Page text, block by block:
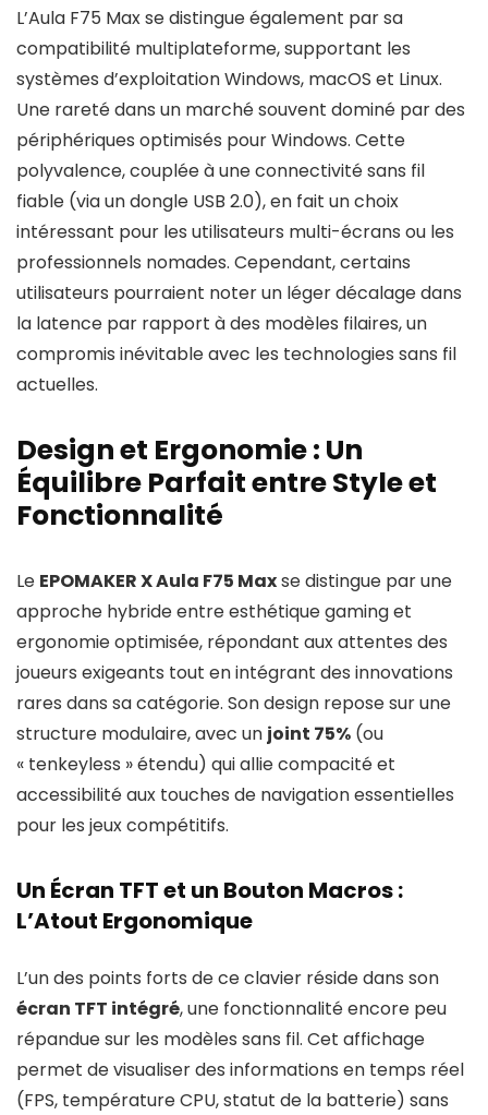
L’Aula F75 Max se distingue également par sa
compatibilité multiplateforme, supportant les
systèmes d’exploitation Windows, macOS et Linux.
Une rareté dans un marché souvent dominé par des
périphériques optimisés pour Windows. Cette
polyvalence, couplée à une connectivité sans fil
fiable (via un dongle USB 2.0), en fait un choix
intéressant pour les utilisateurs multi-écrans ou les
professionnels nomades. Cependant, certains
utilisateurs pourraient noter un léger décalage dans
la latence par rapport à des modèles filaires, un
compromis inévitable avec les technologies sans fil
actuelles.
Design et Ergonomie : Un
Équilibre Parfait entre Style et
Fonctionnalité
Le EPOMAKER X Aula F75 Maxse distingue par une
approche hybride entre esthétique gaming et
ergonomie optimisée, répondant aux attentes des
joueurs exigeants tout en intégrant des innovations
rares dans sa catégorie. Son design repose sur une
structure modulaire, avec un joint 75% (ou
« tenkeyless » étendu) qui allie compacité et
accessibilité aux touches de navigation essentielles
pour les jeux compétitifs.
Un Écran TFT et un Bouton Macros :
L’Atout Ergonomique
L’un des points forts de ce clavier réside dans son
écran TFT intégré, une fonctionnalité encore peu
répandue sur les modèles sans fil. Cet affichage
permet de visualiser des informations en temps réel
(FPS, température CPU, statut de la batterie) sans